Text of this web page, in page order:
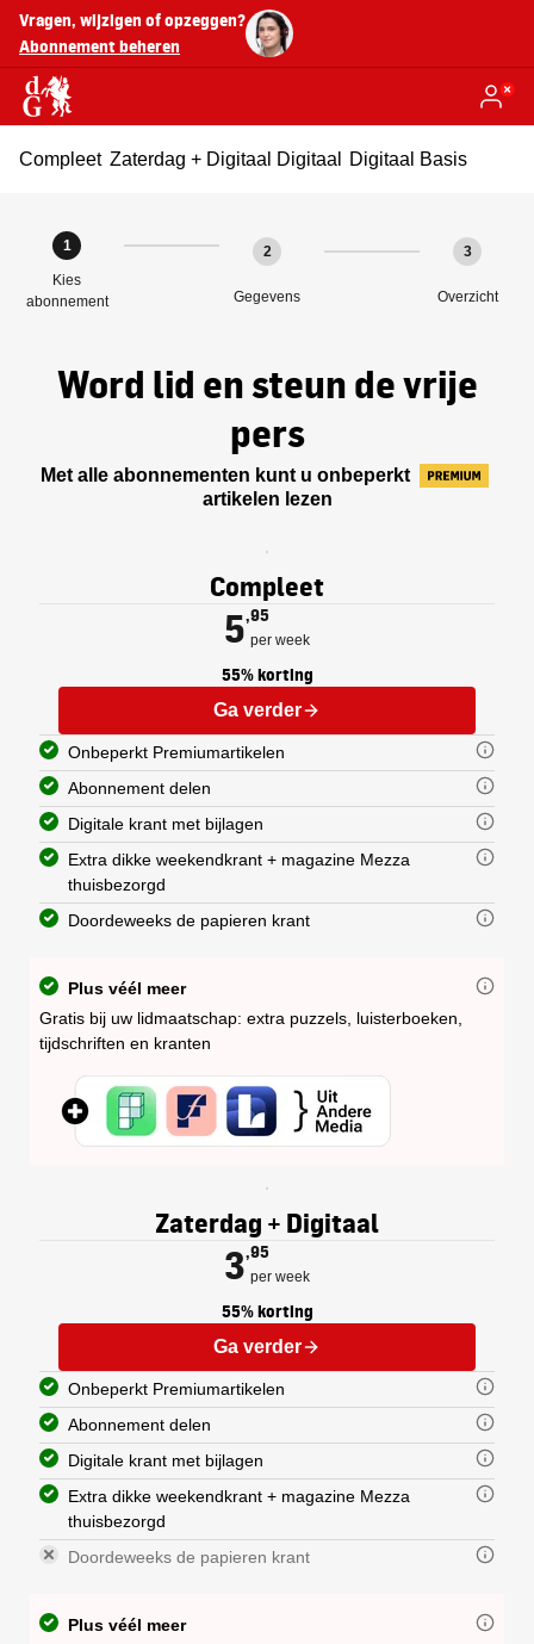
Vragen, wijzigen of opzeggen?
Abonnement beheren
Compleet Zaterdag + Digitaal Digitaal Digitaal Basis
1
Kies
abonnement
2
Gegevens
3
Overzicht
Word lid en steun de vrije
pers
Met alle abonnementen kunt u onbeperkt
artikelen lezen
Compleet
5,95
per week
55% korting
Ga verder
Onbeperkt Premiumartikelen
Abonnement delen
Digitale krant met bijlagen
Extra dikke weekendkrant + magazine Mezza
thuisbezorgd
Doordeweeks de papieren krant
Nationaal en internationaal
Op maandag ontvangt u een extra
Plus véél meer
Gratis bij uw lidmaatschap: extra puzzels, luisterboeken,
tijdschriften en kranten
Zaterdag + Digitaal
3,95
per week
55% korting
Ga verder
Onbeperkt Premiumartikelen
Abonnement delen
Digitale krant met bijlagen
Extra dikke weekendkrant + magazine Mezza
thuisbezorgd
Doordeweeks de papieren krant
Nationaal en internationaal
Op maandag ontvangt u een extra
Plus véél meer